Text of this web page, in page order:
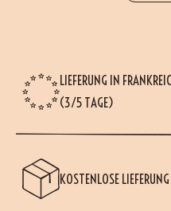
LIEFERUNG IN
(3/5 TAGE)
KOSTENLOSE